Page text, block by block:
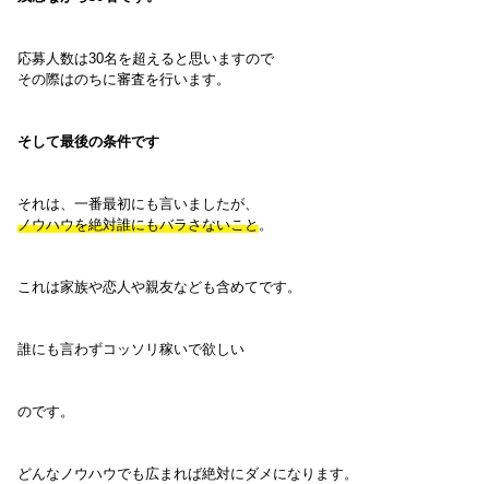
応募人数は30名を超えると思いますので
その際はのちに審査を行います。
そして最後の条件です
それは、一番最初にも言いましたが、
ノウハウを絶対誰にもバラさないこと。
これは家族や恋人や親友なども含めてです。
誰にも言わずコッソリ稼いで欲しい
のです。
どんなノウハウでも広まれば絶対にダメになります。